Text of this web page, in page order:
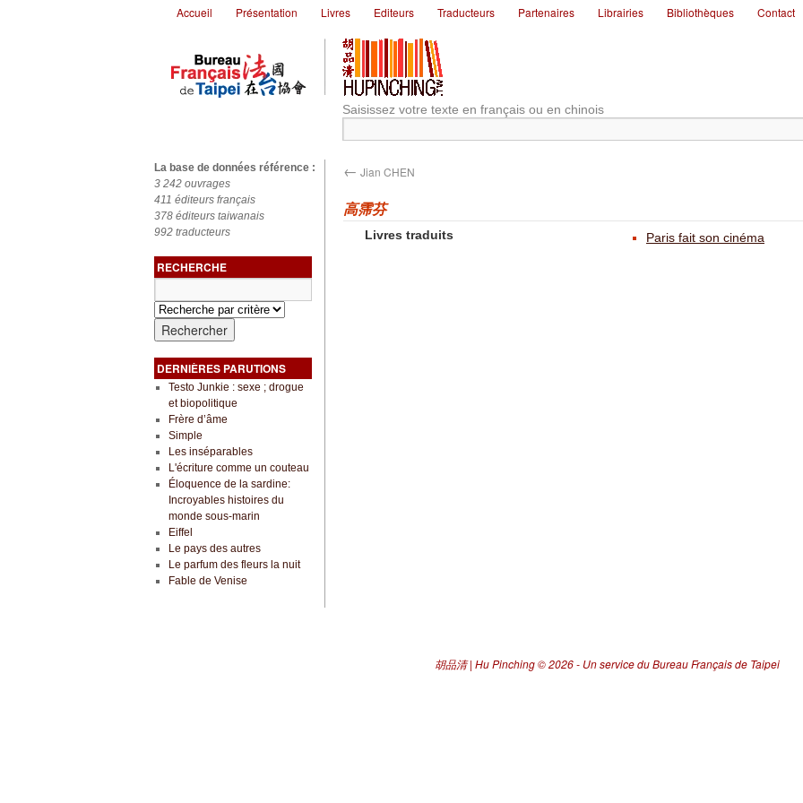
Accueil Présentation Livres Editeurs Traducteurs Partenaires Librairies Bibliothèques Contact
Saisissez votre texte en français ou en chinois
La base de données référence :
3 242 ouvrages
411 éditeurs français
378 éditeurs taiwanais
992 traducteurs
RECHERCHE
DERNIÈRES PARUTIONS
Testo Junkie : sexe ; drogue
et biopolitique
Frère d’âme
Simple
Les inséparables
L'écriture comme un couteau
Éloquence de la sardine:
Incroyables histoires du
monde sous-marin
Eiffel
Le pays des autres
Le parfum des fleurs la nuit
Fable de Venise
← Jian CHEN
高霈芬
Livres traduits Paris fait son cinéma
胡品清 | Hu Pinching© 2026 - Un service du Bureau Français de Taipei